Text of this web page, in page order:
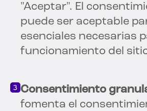
"Aceptar". El
puede ser aceptable
esenciales necesarias
funcionamiento del
Consentimiento
fomenta el